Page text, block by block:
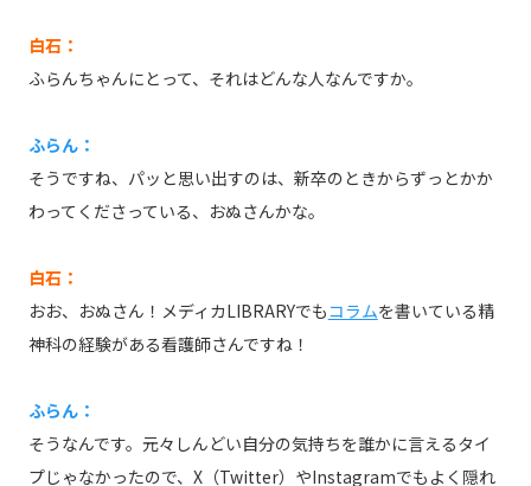
白石：
ふらんちゃんにとって、それはどんな人なんですか。
ふらん：
そうですね、パッと思い出すのは、新卒のときからずっとかか
わってくださっている、おぬさんかな。
白石：
おお、おぬさん！メディカLIBRARYでもコラムを書いている精
神科の経験がある看護師さんですね！
ふらん：
そうなんです。元々しんどい自分の気持ちを誰かに言えるタイ
プじゃなかったので、X（Twitter）やInstagramでもよく隠れ